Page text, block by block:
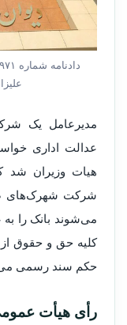
مدیرعامل یک
هیات وزیران شد
شرکت شهرک‌های
می‌شوند بانک را
کلیه حق و حقوق
حکم سند رسمی
رأی هیأت